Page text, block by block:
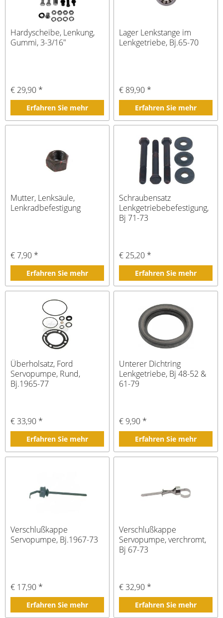
Hardyscheibe, Lenkung,
Gummi, 3-3/16"
€ 29,90 *
Erfahren Sie mehr
Lager Lenkstange im
Lenkgetriebe, Bj.65-70
€ 89,90 *
Erfahren Sie mehr
Mutter, Lenksäule,
Lenkradbefestigung
€ 7,90 *
Erfahren Sie mehr
Schraubensatz
Lenkgetriebebefestigung,
Bj 71-73
€ 25,20 *
Erfahren Sie mehr
Überholsatz, Ford
Servopumpe, Rund,
Bj.1965-77
€ 33,90 *
Erfahren Sie mehr
Unterer Dichtring
Lenkgetriebe, Bj 48-52 &
61-79
€ 9,90 *
Erfahren Sie mehr
Verschlußkappe
Servopumpe, Bj.1967-73
€ 17,90 *
Erfahren Sie mehr
Verschlußkappe
Servopumpe, verchromt,
Bj 67-73
€ 32,90 *
Erfahren Sie mehr